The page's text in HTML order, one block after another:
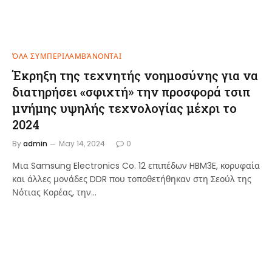
ΌΛΑ ΣΥΜΠΕΡΙΛΑΜΒΆΝΟΝΤΑΙ
Έκρηξη της τεχνητής νοημοσύνης για να
διατηρήσει «σφιχτή» την προσφορά τσιπ
μνήμης υψηλής τεχνολογίας μέχρι το
2024
Byadmin May 14, 2024 0
Μια Samsung Electronics Co. 12 επιπέδων HBM3E, κορυφαία
και άλλες μονάδες DDR που τοποθετήθηκαν στη Σεούλ της
Νότιας Κορέας, την…